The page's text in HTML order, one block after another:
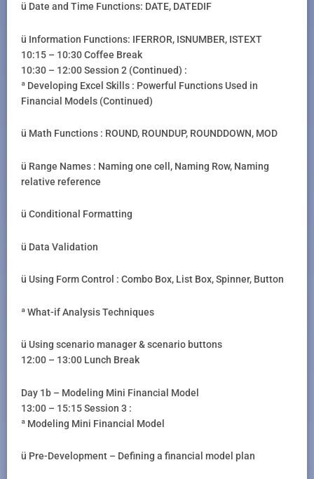
ü Date and Time Functions: DATE, DATEDIF
ü Information Functions: IFERROR, ISNUMBER, ISTEXT
10:15 – 10:30 Coffee Break
10:30 – 12:00 Session 2 (Continued) :
ª Developing Excel Skills : Powerful Functions Used in
Financial Models (Continued)
ü Math Functions : ROUND, ROUNDUP, ROUNDDOWN, MOD
ü Range Names : Naming one cell, Naming Row, Naming
relative reference
ü Conditional Formatting
ü Data Validation
ü Using Form Control : Combo Box, List Box, Spinner, Button
ª What-if Analysis Techniques
ü Using scenario manager & scenario buttons
12:00 – 13:00 Lunch Break
Day 1b – Modeling Mini Financial Model
13:00 – 15:15 Session 3 :
ª Modeling Mini Financial Model
ü Pre-Development – Defining a financial model plan